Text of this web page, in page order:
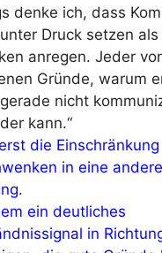
denke ich, dass
Druck setzen als
anregen. Jeder
Gründe, warum
nicht
kann.“
die
in eine andere
ein deutliches
in